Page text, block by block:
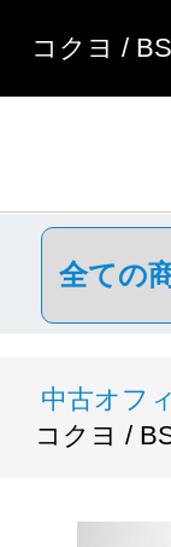
コクヨ /
中古オフ
コクヨ /